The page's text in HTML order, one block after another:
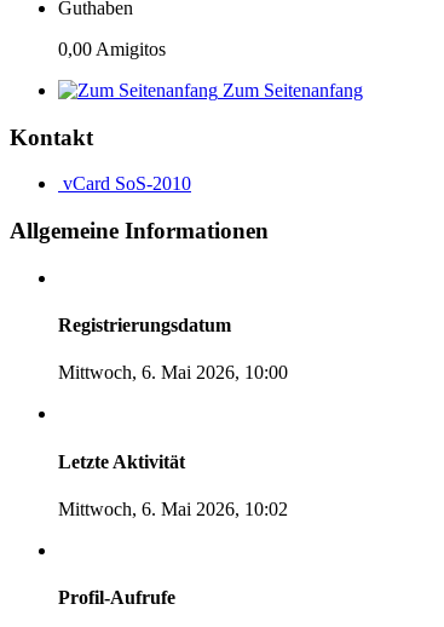
Guthaben
0,00 Amigitos
Zum Seitenanfang
Kontakt
vCard SoS-2010
Allgemeine Informationen
Registrierungsdatum
Mittwoch, 6. Mai 2026, 10:00
Letzte Aktivität
Mittwoch, 6. Mai 2026, 10:02
Profil-Aufrufe